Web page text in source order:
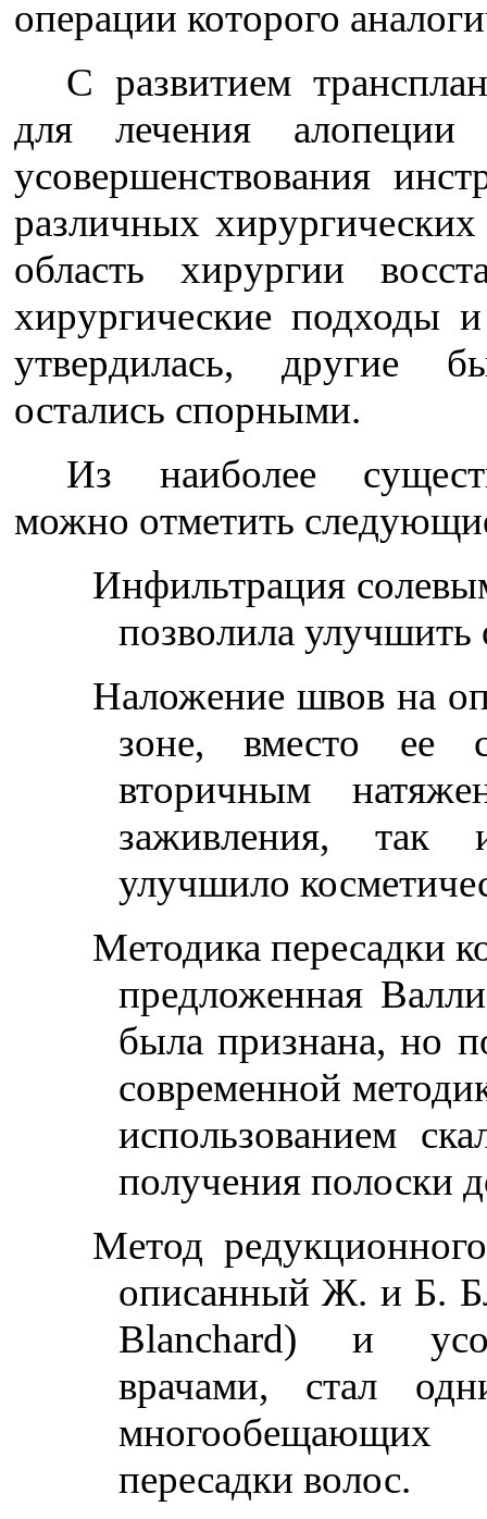
операции которого
С развитием
для лечения алопеции
усовершенствования
различных
область хирургии
хирургические подходы
утвердилась, другие
остались спорными.
Из наиболее
можно отметить
Инфильтрация
позволила улучшить
Наложение швов на
зоне, вместо ее
вторичным
заживления, так
улучшило
Методика пересадки
предложенная
была признана, но
современной
использованием
получения полоски
Метод
описанный Ж. и Б.
Blanchard) и
врачами, стал
пересадки волос.